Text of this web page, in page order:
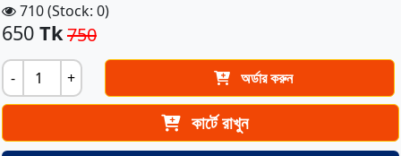
710 (Stock: 0)
650 Tk750
- + অর্ডার করুন
কার্টে রাখুন